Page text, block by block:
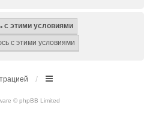
© phpBB Limited